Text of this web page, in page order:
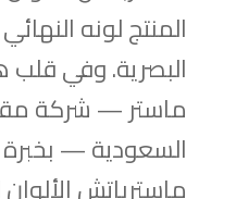
المنتج لونه
البصرية. وفي قلب
ماستر — شركة
السعودية —
ماسترباتش